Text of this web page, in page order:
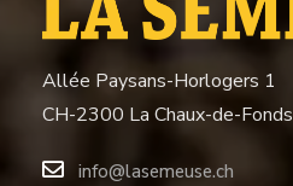
Allée Paysans-Horlogers 1
CH-2300 La Chaux-de-Fonds
info@lasemeuse.ch